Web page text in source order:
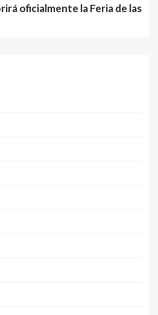
oficialmente la Feria de las